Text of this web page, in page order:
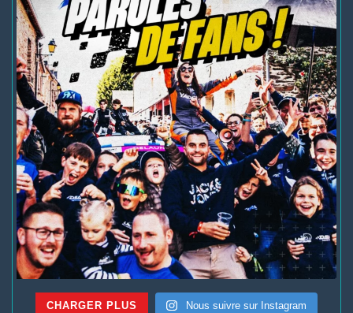
CHARGER PLUS Nous suivre sur Instagram